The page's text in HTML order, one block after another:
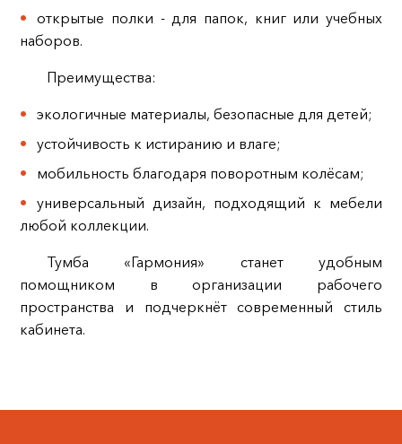
открытые полки - для папок, книг или учебных
наборов.
Преимущества:
экологичные материалы, безопасные для детей;
устойчивость к истиранию и влаге;
мобильность благодаря поворотным колёсам;
универсальный дизайн, подходящий к мебели
любой коллекции.
Тумба «Гармония» станет удобным
помощником в организации рабочего
пространства и подчеркнёт современный стиль
кабинета.